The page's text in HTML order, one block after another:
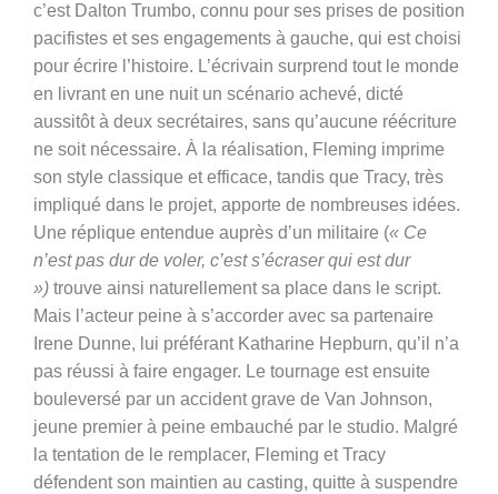
c’est Dalton Trumbo, connu pour ses prises de position
pacifistes et ses engagements à gauche, qui est choisi
pour écrire l’histoire. L’écrivain surprend tout le monde
en livrant en une nuit un scénario achevé, dicté
aussitôt à deux secrétaires, sans qu’aucune réécriture
ne soit nécessaire. À la réalisation, Fleming imprime
son style classique et efficace, tandis que Tracy, très
impliqué dans le projet, apporte de nombreuses idées.
Une réplique entendue auprès d’un militaire (« Ce
n’est pas dur de voler, c’est s’écraser qui est dur
») trouve ainsi naturellement sa place dans le script.
Mais l’acteur peine à s’accorder avec sa partenaire
Irene Dunne, lui préférant Katharine Hepburn, qu’il n’a
pas réussi à faire engager. Le tournage est ensuite
bouleversé par un accident grave de Van Johnson,
jeune premier à peine embauché par le studio. Malgré
la tentation de le remplacer, Fleming et Tracy
défendent son maintien au casting, quitte à suspendre